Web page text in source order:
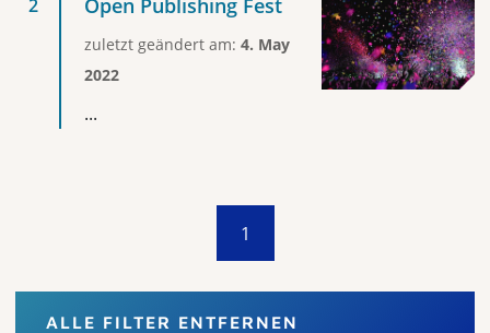
Open Publishing Fest
zuletzt geändert am: 4. May
2022
...
1
ALLE FILTER ENTFERNEN